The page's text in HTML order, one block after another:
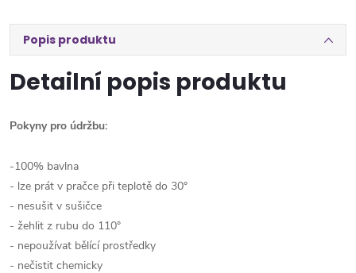
Popis produktu
Detailní popis produktu
Pokyny pro údržbu:
-100% bavlna
- lze prát v pračce při teplotě do 30°
- nesušit v sušičce
- žehlit z rubu do 110°
- nepoužívat bělící prostředky
- nečistit chemicky